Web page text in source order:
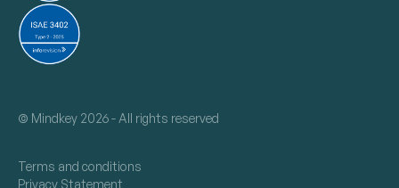
© Mindkey 2026 - All rights reserved
Terms and conditions
Privacy Statement